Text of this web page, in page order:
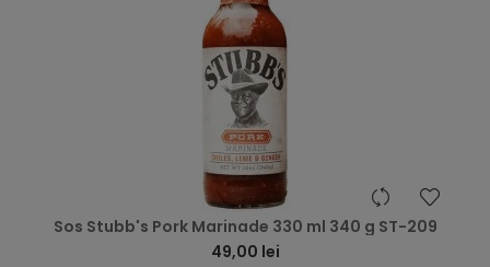
Sos Stubb's Pork Marinade 330 ml 340 g ST-209
49,00 lei